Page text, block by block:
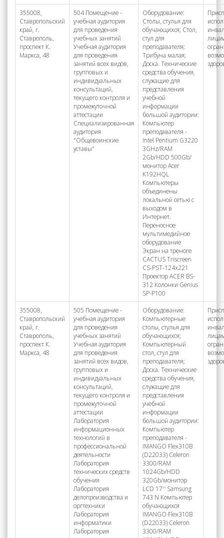
355008,
Ставропольский
край, г.
Ставрополь,
проспект К.
Маркса, 48
504 Помещение -
учебная аудитория
для проведения
учебных занятий
Учебная аудитория
для проведения
занятий всех видов,
групповых и
индивидуальных
консультаций,
текущего контроля и
промежуточной
аттестации
Специализированная
аудитория
"Общевоинские
уставы"
Оборудование:
Столы, стулья для
обучающихся; Стол,
стул для
преподавателя;
Трибуна малая;
Доска. Технические
средства обучения,
служащие для
представления
учебной
информации
большой аудитории:
Компьютер
преподавателя -
Intel Pentium G3220
3GHz/RAM
2Gb/HDD 500Gb/
монитор Acer
K192HQL
Компьютеры
объединены
локальной сетью с
выходом в
Интернет.
Переносное
мультимедийное
оборудование
Экран на треноге
CACTUS Triscreen
CS-PST-124x221
Проектор ACER BS-
312 Колонки Genius
SP-P100
355008,
Ставропольский
край, г.
Ставрополь,
проспект К.
Маркса, 48
505 Помещение -
учебная аудитория
для проведения
учебных занятий
Учебная аудитория
для проведения
занятий всех видов,
групповых и
индивидуальных
консультаций,
текущего контроля и
промежуточной
аттестации
Лаборатория
информационных
технологий в
профессиональной
деятельности
Лаборатория
технических средств
обучения
Лаборатория
делопроизводства и
оргтехники
Лаборатория
информатики
Лаборатория
Оборудование:
Компьютерные
столы, стулья для
обучающихся;
Компьютерный
стол, стул для
преподавателя;
Доска. Технические
средства обучения,
служащие для
представления
учебной
информации
большой аудитории:
Компьютер
преподавателя -
IMANGO Flex310B
(D22033) Celeron
3300/RAM
1024Gb/HDD
320Gb/монитор
LCD 17'' Samsung
743 N Компьютер
обучающихся
IMANGO Flex310B
(D22033) Celeron
3300/RAM